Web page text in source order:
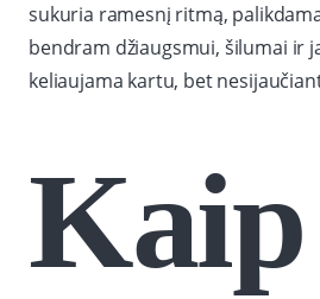
sukuria ramesnį ritmą,
bendram džiaugsmui, šilumai ir
keliaujama kartu, bet
Kaip